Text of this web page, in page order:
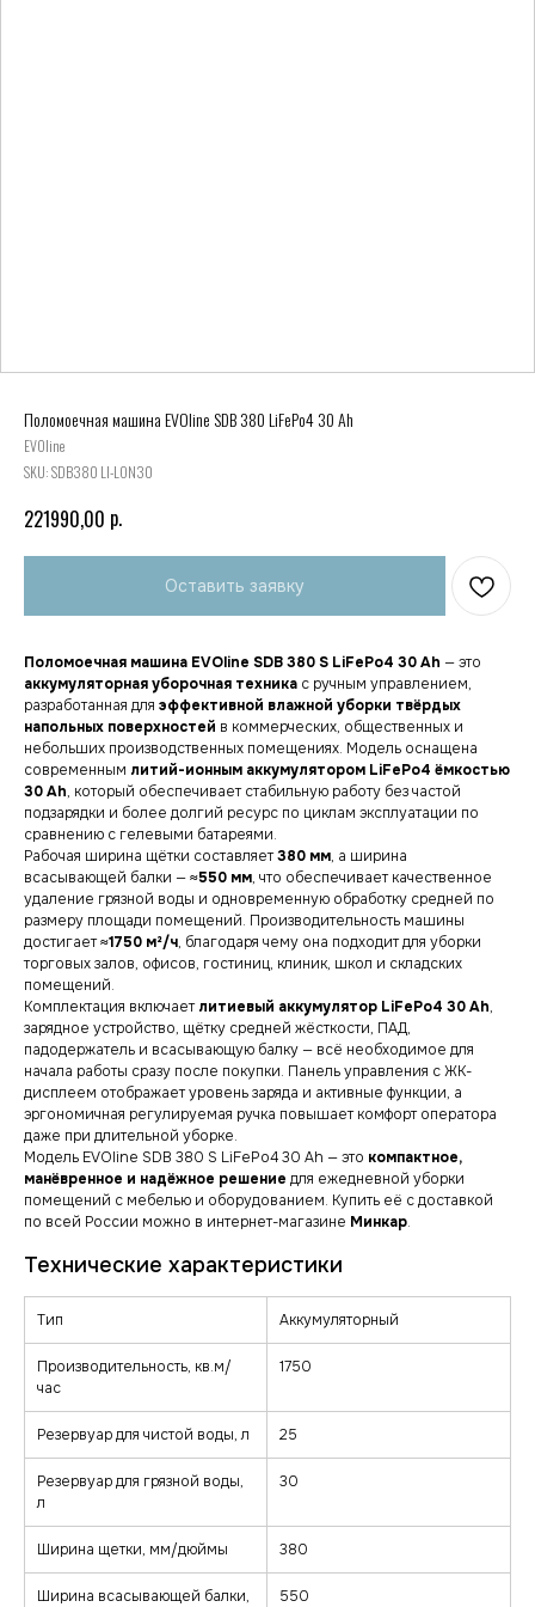
Поломоечная машина EVOline SDB 380 LiFePo4 30 Ah
EVOline
SKU:SDB380 LI-LON30
221990,00 р.
Оставить заявку
Поломоечная машина EVOline SDB 380 S LiFePo4 30 Ah — это
аккумуляторная уборочная техника с ручным управлением,
разработанная для эффективной влажной уборки твёрдых
напольных поверхностей в коммерческих, общественных и
небольших производственных помещениях. Модель оснащена
современным литий-ионным аккумулятором LiFePo4 ёмкостью
30 Ah, который обеспечивает стабильную работу без частой
подзарядки и более долгий ресурс по циклам эксплуатации по
сравнению с гелевыми батареями.
Рабочая ширина щётки составляет380 мм, а ширина
всасывающей балки —≈550 мм, что обеспечивает качественное
удаление грязной воды и одновременную обработку средней по
размеру площади помещений. Производительность машины
достигает≈1750 м²/ч, благодаря чему она подходит для уборки
торговых залов, офисов, гостиниц, клиник, школ и складских
помещений.
Комплектация включаетлитиевый аккумулятор LiFePo4 30 Ah,
зарядное устройство, щётку средней жёсткости, ПАД,
падодержатель и всасывающую балку — всё необходимое для
начала работы сразу после покупки. Панель управления с ЖК-
дисплеем отображает уровень заряда и активные функции, а
эргономичная регулируемая ручка повышает комфорт оператора
даже при длительной уборке.
Модель EVOline SDB 380 S LiFePo4 30 Ah — это компактное,
манёвренное и надёжное решение для ежедневной уборки
помещений с мебелью и оборудованием. Купить её с доставкой
по всей России можно в интернет-магазине Минкар.
Тип Аккумуляторный
Производительность, кв.м/
час
1750
Резервуар для чистой воды, л 25
Резервуар для грязной воды,
л
30
Ширина щетки, мм/дюймы 380
Ширина всасывающей балки,
550